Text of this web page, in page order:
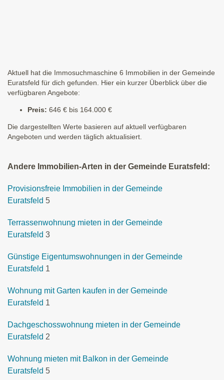
Aktuell hat die Immosuchmaschine 6 Immobilien in der Gemeinde
Euratsfeld für dich gefunden. Hier ein kurzer Überblick über die
verfügbaren Angebote:
Preis: 646 € bis 164.000 €
Die dargestellten Werte basieren auf aktuell verfügbaren
Angeboten und werden täglich aktualisiert.
Andere Immobilien-Arten in der Gemeinde Euratsfeld:
Provisionsfreie Immobilien in der Gemeinde
Euratsfeld 5
Terrassenwohnung mieten in der Gemeinde
Euratsfeld 3
Günstige Eigentumswohnungen in der Gemeinde
Euratsfeld 1
Wohnung mit Garten kaufen in der Gemeinde
Euratsfeld 1
Dachgeschosswohnung mieten in der Gemeinde
Euratsfeld 2
Wohnung mieten mit Balkon in der Gemeinde
Euratsfeld 5